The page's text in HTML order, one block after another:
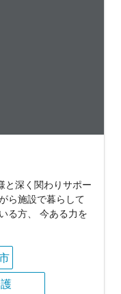
と深く関わりサポー
ら施設で暮らして
る方、 今ある力を